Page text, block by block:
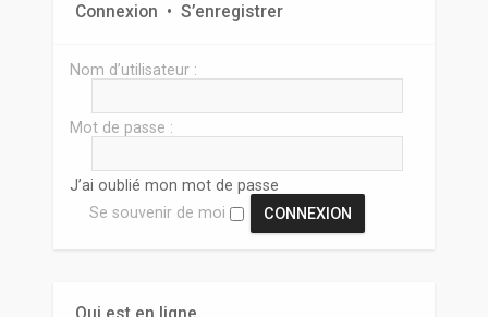
Connexion • S’enregistrer
Nom d’utilisateur :
Mot de passe :
J’ai oublié mon mot de passe
Se souvenir de moi